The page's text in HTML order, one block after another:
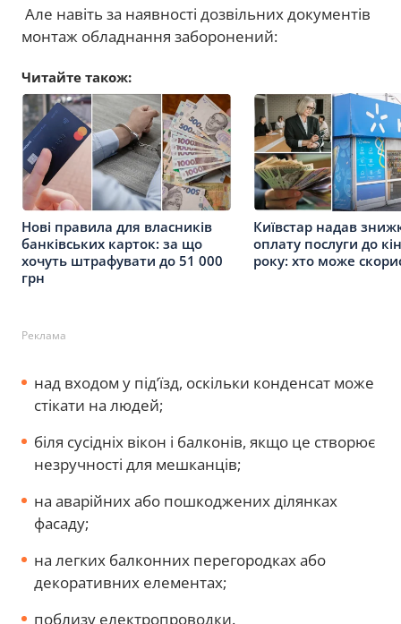
Але навіть за наявності дозвільних документів
монтаж обладнання заборонений:
Читайте також:
Нові правила для власників
банківських карток: за що
хочуть штрафувати до 51 000
грн
Київстар надав
оплату послуги до
року: хто може
Реклама
над входом у під’їзд, оскільки конденсат може
стікати на людей;
біля сусідніх вікон і балконів, якщо це створює
незручності для мешканців;
на аварійних або пошкоджених ділянках
фасаду;
на легких балконних перегородках або
декоративних елементах;
поблизу електропроводки.